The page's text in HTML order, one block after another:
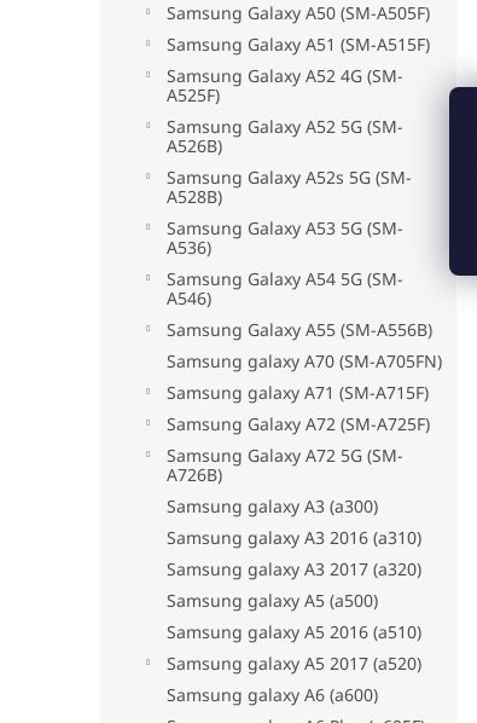
Samsung Galaxy A50 (SM-A505F)
Samsung Galaxy A51 (SM-A515F)
Samsung Galaxy A52 4G (SM-
A525F)
Samsung Galaxy A52 5G (SM-
A526B)
Samsung Galaxy A52s 5G (SM-
A528B)
Samsung Galaxy A53 5G (SM-
A536)
Samsung Galaxy A54 5G (SM-
A546)
Samsung Galaxy A55 (SM-A556B)
Samsung galaxy A70 (SM-A705FN)
Samsung galaxy A71 (SM-A715F)
Samsung Galaxy A72 (SM-A725F)
Samsung Galaxy A72 5G (SM-
A726B)
Samsung galaxy A3 (a300)
Samsung galaxy A3 2016 (a310)
Samsung galaxy A3 2017 (a320)
Samsung galaxy A5 (a500)
Samsung galaxy A5 2016 (a510)
Samsung galaxy A5 2017 (a520)
Samsung galaxy A6 (a600)